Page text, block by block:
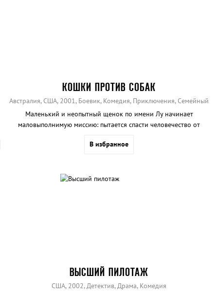
КОШКИ ПРОТИВ СОБАК
Австралия, США, 2001, Боевик, Комедия, Приключения, Семейный
Маленький и неопытный щенок по имени Лу начинает
маловыполнимую миссию: пытается спасти человечество от
В избранное
ВЫСШИЙ ПИЛОТАЖ
США, 2002, Детектив, Драма, Комедия